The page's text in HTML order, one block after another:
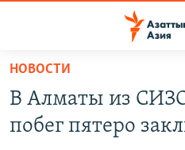
Вернуться
основному
содержанию
КАЗАХСТАН
НОВОСТИ
ВОЙНА В УКРАИНЕ
НОВОСТИ
В Алматы из
побег пятеро